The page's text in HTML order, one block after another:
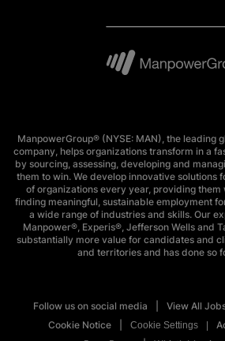
ManpowerGroup® (NYSE: MAN), the leading
company, helps organizations transform in a
by sourcing, assessing, developing and
them to win. We develop innovative solutions
of organizations every year, providing
finding meaningful, sustainable employment
a wide range of industries and skills. Our
Manpower®, Experis®, Jefferson Wells and
substantially more value for candidates and
and territories and has done so
Follow us on social media View All
Cookie Notice
Cookie Settings